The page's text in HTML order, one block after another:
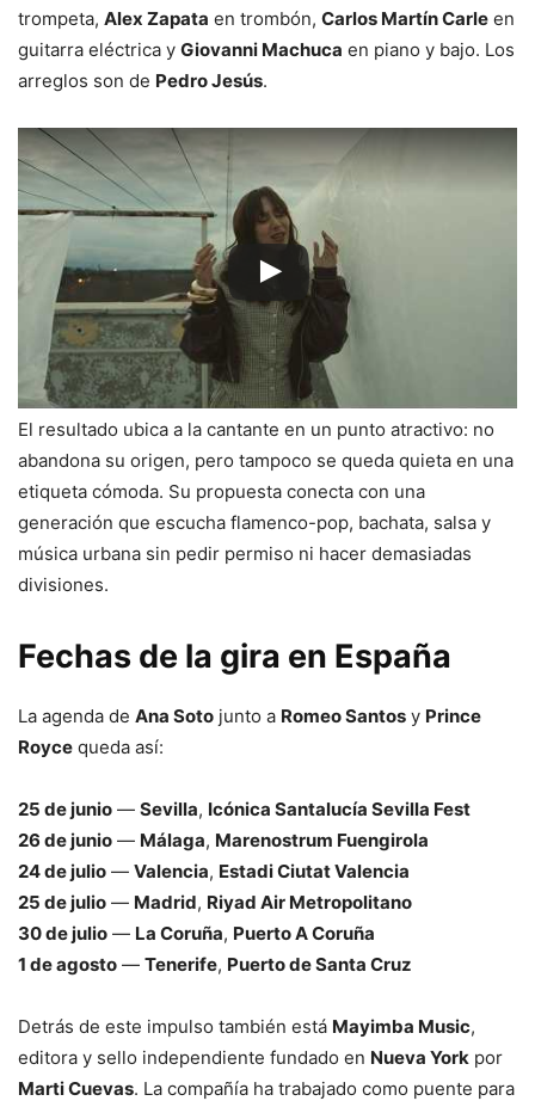
trompeta, Alex Zapata en trombón, Carlos Martín Carle en
guitarra eléctrica y Giovanni Machuca en piano y bajo. Los
arreglos son de Pedro Jesús.
El resultado ubica a la cantante en un punto atractivo: no
abandona su origen, pero tampoco se queda quieta en una
etiqueta cómoda. Su propuesta conecta con una
generación que escucha flamenco-pop, bachata, salsa y
música urbana sin pedir permiso ni hacer demasiadas
divisiones.
Fechas de la gira en España
La agenda de Ana Soto junto a Romeo Santos y Prince
Royce queda así:
25 de junio — Sevilla, Icónica Santalucía Sevilla Fest
26 de junio — Málaga, Marenostrum Fuengirola
24 de julio — Valencia, Estadi Ciutat Valencia
25 de julio — Madrid, Riyad Air Metropolitano
30 de julio — La Coruña, Puerto A Coruña
1 de agosto — Tenerife, Puerto de Santa Cruz
Detrás de este impulso también está Mayimba Music,
editora y sello independiente fundado en Nueva York por
Marti Cuevas. La compañía ha trabajado como puente para